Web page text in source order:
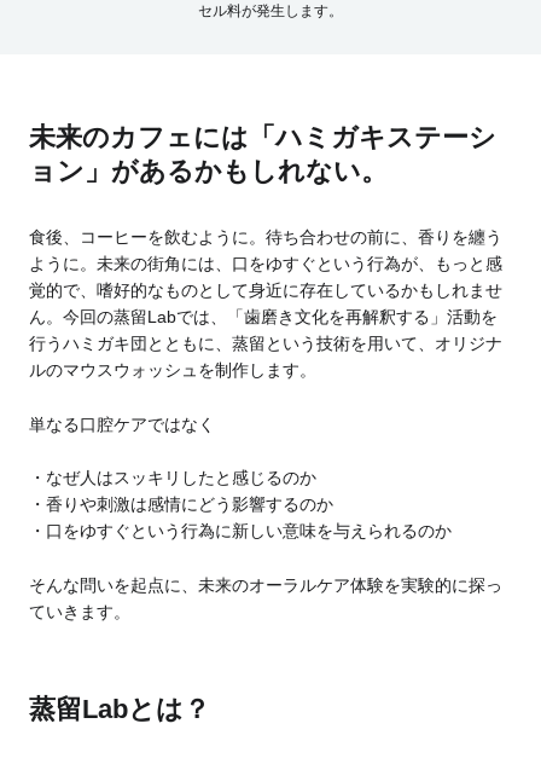
セル料が発生します。
未来のカフェには「ハミガキステーシ
ョン」があるかもしれない。
食後、コーヒーを飲むように。待ち合わせの前に、香りを纏う
ように。 未来の街角には、口をゆすぐという行為が、もっと感
覚的で、嗜好的なものとして身近に存在しているかもしれませ
ん。 今回の蒸留Labでは、「歯磨き文化を再解釈する」活動を
行うハミガキ団とともに、 蒸留という技術を用いて、オリジナ
ルのマウスウォッシュを制作します。
単なる口腔ケアではなく
なぜ人はスッキリしたと感じるのか
香りや刺激は感情にどう影響するのか
口をゆすぐという行為に新しい意味を与えられるのか
そんな問いを起点に、未来のオーラルケア体験を実験的に探っ
ていきます。
蒸留Labとは？